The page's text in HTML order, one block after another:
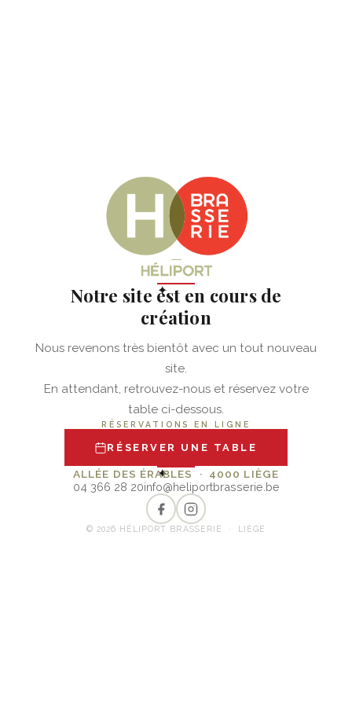
✦
Notre site est en cours de
création
Nous revenons très bientôt avec un tout nouveau
site.
En attendant, retrouvez-nous et réservez votre
table ci-dessous.
RÉSERVATIONS EN LIGNE
RÉSERVER UNE TABLE
✦
ALLÉE DES ÉRABLES · 4000 LIÈGE
04 366 28 20info@heliportbrasserie.be
© 2026 HÉLIPORT BRASSERIE · LIÈGE